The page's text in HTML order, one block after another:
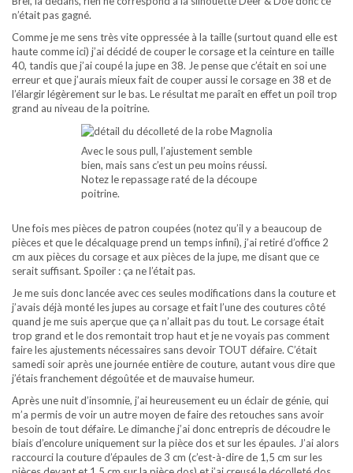
n’était pas gagné.
Comme je me sens très vite oppressée à la taille (surtout quand elle est
haute comme ici) j’ai décidé de couper le corsage et la ceinture en taille
40, tandis que j’ai coupé la jupe en 38. Je pense que c’était en soi une
erreur et que j’aurais mieux fait de couper aussi le corsage en 38 et de
l’élargir légèrement sur le bas. Le résultat me paraît en effet un poil trop
grand au niveau de la poitrine.
Avec le sous pull, l’ajustement semble
bien, mais sans c’est un peu moins réussi.
Notez le repassage raté de la découpe
poitrine.
Une fois mes pièces de patron coupées (notez qu’il y a beaucoup de
pièces et que le décalquage prend un temps infini), j’ai retiré d’office 2
cm aux pièces du corsage et aux pièces de la jupe, me disant que ce
serait suffisant. Spoiler : ça ne l’était pas.
Je me suis donc lancée avec ces seules modifications dans la couture et
j’avais déjà monté les jupes au corsage et fait l’une des coutures côté
quand je me suis aperçue que ça n’allait pas du tout. Le corsage était
trop grand et le dos remontait trop haut et je ne voyais pas comment
faire les ajustements nécessaires sans devoir TOUT défaire. C’était
samedi soir après une journée entière de couture, autant vous dire que
j’étais franchement dégoûtée et de mauvaise humeur.
Après une nuit d’insomnie, j’ai heureusement eu un éclair de génie, qui
m’a permis de voir un autre moyen de faire des retouches sans avoir
besoin de tout défaire. Le dimanche j’ai donc entrepris de découdre le
biais d’encolure uniquement sur la pièce dos et sur les épaules. J’ai alors
raccourci la couture d’épaules de 3 cm (c’est-à-dire de 1,5 cm sur les